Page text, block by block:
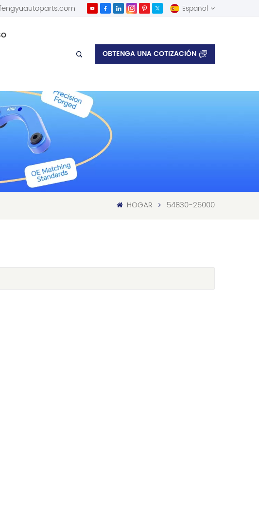
Español
English
OBTENGA UNA COTIZACIÓN
HOGAR 54830-25000